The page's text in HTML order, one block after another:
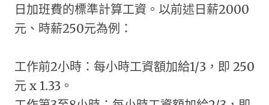
日加班費的標準計算工資。以前述日薪2000
元、時薪250元為例：
工作前2小時：每小時工資額加給1/3，即 250
元 x 1.33。